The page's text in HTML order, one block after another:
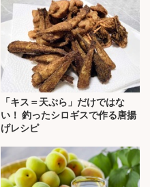
「キス＝天ぷら」だけではな
い！ 釣ったシロギスで作る唐揚
げレシピ